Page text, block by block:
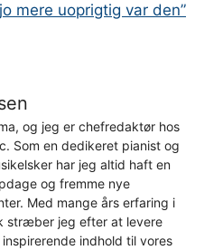
mere uoprigtig var den”
og jeg er chefredaktør hos
Som en dedikeret pianist og
har jeg altid haft en
og fremme nye
Med mange års erfaring i
stræber jeg efter at levere
indhold til vores